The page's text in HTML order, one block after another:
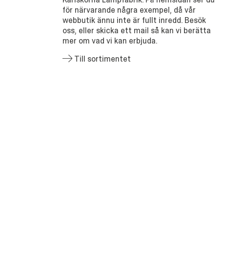
för närvarande några exempel, då vår
webbutik ännu inte är fullt inredd. Besök
oss, eller skicka ett mail så kan vi berätta
mer om vad vi kan erbjuda.
Till sortimentet